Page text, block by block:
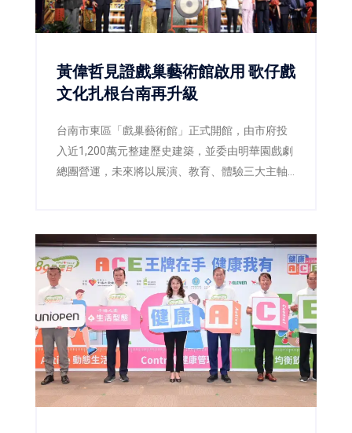
黃偉哲見證戲巢藝術館啟用 歌仔戲
文化扎根台南再升級
台南市東區「戲巢藝術館」正式開館，由市府投
入近1,200萬元整建歷史建築，並委由明華園戲劇
總團營運，未來將以展演、教育、體驗三大主軸